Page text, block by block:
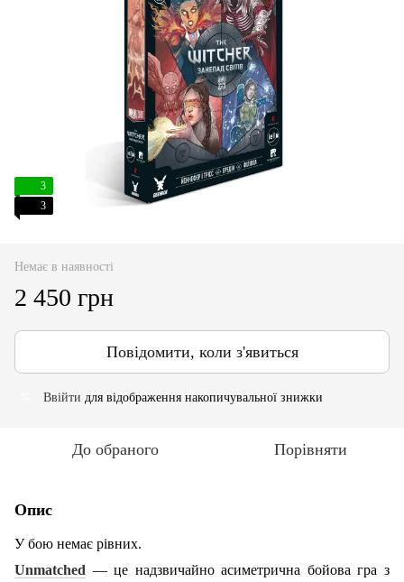
3
3
Немає в наявності
2 450 грн
Повідомити, коли з'явиться
Ввійти для відображення накопичувальної знижки
До обраного Порівняти
Опис
У бою немає рівних.
Unmatched — це надзвичайно асиметрична бойова гра з